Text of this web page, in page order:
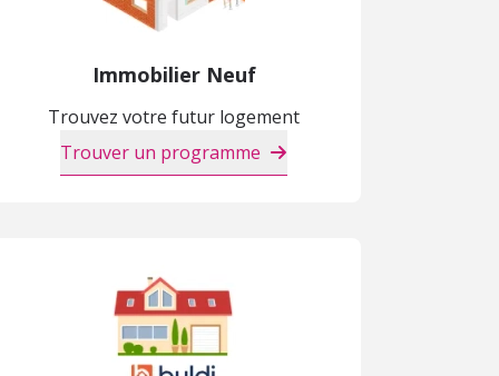
Immobilier Neuf
Trouvez votre futur logement
Trouver un programme